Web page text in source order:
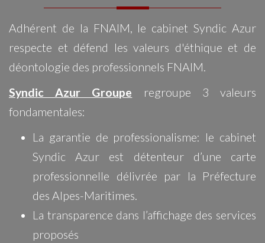
Adhérent de la FNAIM, le cabinet Syndic Azur
respecte et défend les valeurs d'éthique et de
déontologie des professionnels FNAIM.
Syndic Azur Groupe regroupe 3 valeurs
fondamentales:
La garantie de professionalisme: le cabinet
Syndic Azur est détenteur d’une carte
professionnelle délivrée par la Préfecture
des Alpes-Maritimes.
La transparence dans l’affichage des services
proposés